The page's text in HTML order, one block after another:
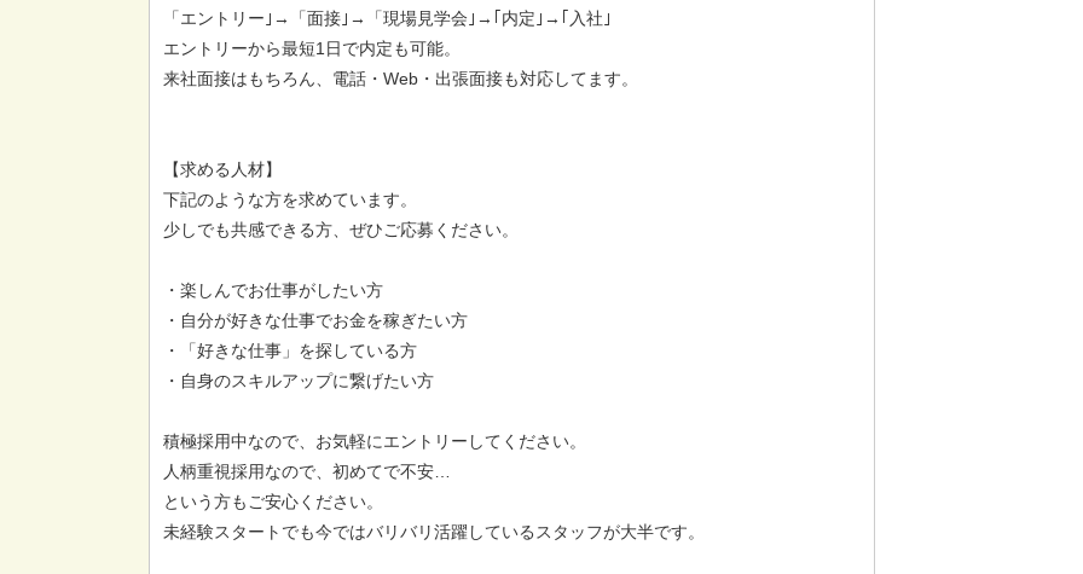
「エントリー｣→「面接｣→「現場見学会｣→｢内定｣→｢入社｣
エントリーから最短1日で内定も可能。
来社面接はもちろん、電話・Web・出張面接も対応してます。
【求める人材】
下記のような方を求めています。
少しでも共感できる方、ぜひご応募ください。
・楽しんでお仕事がしたい方
・自分が好きな仕事でお金を稼ぎたい方
・「好きな仕事」を探している方
・自身のスキルアップに繋げたい方
積極採用中なので、お気軽にエントリーしてください。
人柄重視採用なので、初めてで不安…
という方もご安心ください。
未経験スタートでも今ではバリバリ活躍しているスタッフが大半です。